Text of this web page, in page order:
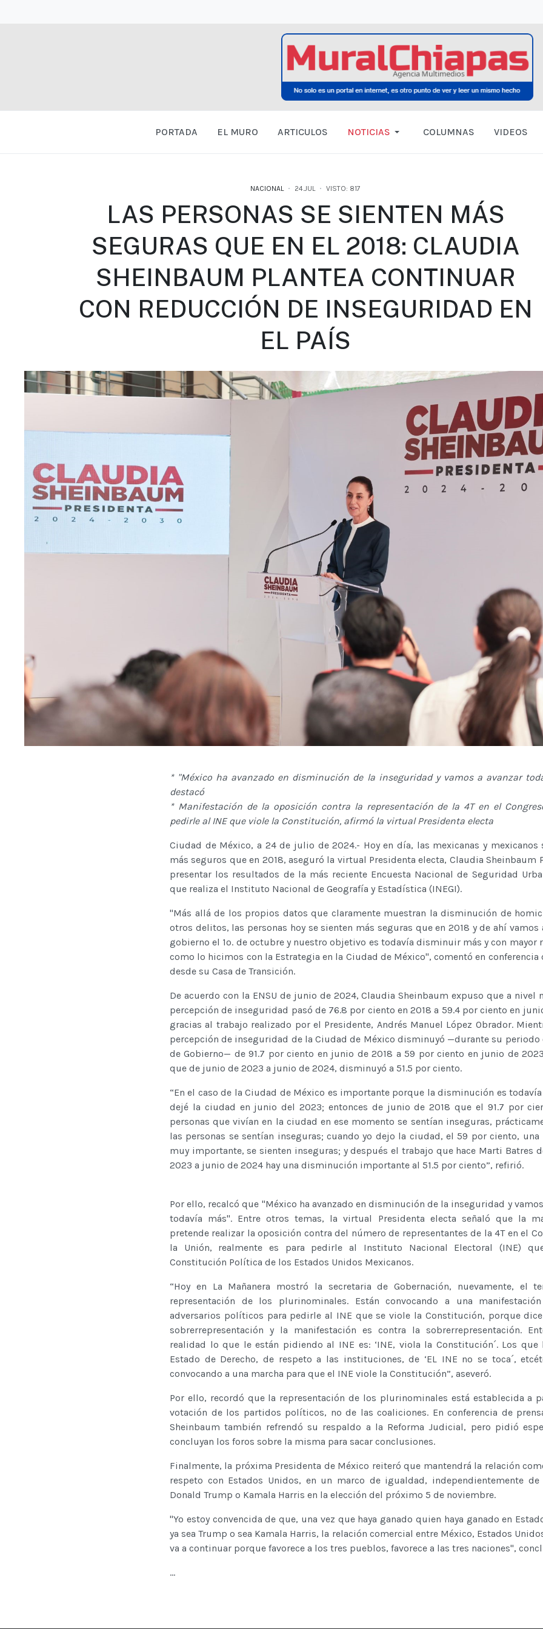
PORTADA EL MURO ARTICULOS NOTICIAS COLUMNAS VIDEOS
NACIONAL 24.JUL VISTO: 817
LAS PERSONAS SE SIENTEN MÁS
SEGURAS QUE EN EL 2018: CLAUDIA
SHEINBAUM PLANTEA CONTINUAR
CON REDUCCIÓN DE INSEGURIDAD EN
EL PAÍS
* "México ha avanzado en disminución de la inseguridad y vamos a avanzar
destacó
* Manifestación de la oposición contra la representación de la 4T en el
pedirle al INE que viole la Constitución, afirmó la virtual Presidenta electa
Ciudad de México, a 24 de julio de 2024.- Hoy en día, las mexicanas y mexicanos
más seguros que en 2018, aseguró la virtual Presidenta electa, Claudia Sheinbaum
presentar los resultados de la más reciente Encuesta Nacional de Seguridad
que realiza el Instituto Nacional de Geografía y Estadística (INEGI).
"Más allá de los propios datos que claramente muestran la disminución de
otros delitos, las personas hoy se sienten más seguras que en 2018 y de ahí vamos
gobierno el 1o. de octubre y nuestro objetivo es todavía disminuir más y con mayor
como lo hicimos con la Estrategia en la Ciudad de México", comentó en conferencia
desde su Casa de Transición.
De acuerdo con la ENSU de junio de 2024, Claudia Sheinbaum expuso que a nivel
percepción de inseguridad pasó de 76.8 por ciento en 2018 a 59.4 por ciento en
gracias al trabajo realizado por el Presidente, Andrés Manuel López Obrador.
percepción de inseguridad de la Ciudad de México disminuyó —durante su periodo
de Gobierno— de 91.7 por ciento en junio de 2018 a 59 por ciento en junio de
que de junio de 2023 a junio de 2024, disminuyó a 51.5 por ciento.
“En el caso de la Ciudad de México es importante porque la disminución es todavía
dejé la ciudad en junio del 2023; entonces de junio de 2018 que el 91.7 por
personas que vivían en la ciudad en ese momento se sentían inseguras,
las personas se sentían inseguras; cuando yo dejo la ciudad, el 59 por ciento, una
muy importante, se sienten inseguras; y después el trabajo que hace Marti Batres
2023 a junio de 2024 hay una disminución importante al 51.5 por ciento”, refirió.
Por ello, recalcó que "México ha avanzado en disminución de la inseguridad y
todavía más". Entre otros temas, la virtual Presidenta electa señaló que la
pretende realizar la oposición contra del número de representantes de la 4T en el
la Unión, realmente es para pedirle al Instituto Nacional Electoral (INE)
Constitución Política de los Estados Unidos Mexicanos.
“Hoy en La Mañanera mostró la secretaria de Gobernación, nuevamente, el
representación de los plurinominales. Están convocando a una
adversarios políticos para pedirle al INE que se viole la Constitución, porque
sobrerrepresentación y la manifestación es contra la sobrerrepresentación.
realidad lo que le están pidiendo al INE es: ‘INE, viola la Constitución´. Los que
Estado de Derecho, de respeto a las instituciones, de ‘EL INE no se toca´,
convocando a una marcha para que el INE viole la Constitución”, aseveró.
Por ello, recordó que la representación de los plurinominales está establecida a
votación de los partidos políticos, no de las coaliciones. En conferencia de
Sheinbaum también refrendó su respaldo a la Reforma Judicial, pero pidió
concluyan los foros sobre la misma para sacar conclusiones.
Finalmente, la próxima Presidenta de México reiteró que mantendrá la relación
respeto con Estados Unidos, en un marco de igualdad, independientemente de
Donald Trump o Kamala Harris en la elección del próximo 5 de noviembre.
"Yo estoy convencida de que, una vez que haya ganado quien haya ganado en
ya sea Trump o sea Kamala Harris, la relación comercial entre México, Estados
va a continuar porque favorece a los tres pueblos, favorece a las tres naciones",
...